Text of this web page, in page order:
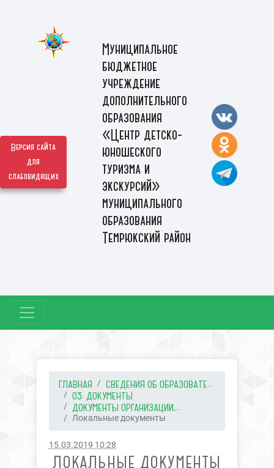
Версия сайта
для
слабовидящих
Муниципальное
бюджетное
учреждение
дополнительного
образования
«Центр детско-
юношеского
туризма и
экскурсий»
муниципального
образования
Темрюкский район
ГЛАВНАЯ
СВЕДЕНИЯ ОБ ОБРАЗОВАТЕ...
03. ДОКУМЕНТЫ
ДОКУМЕНТЫ ОРГАНИЗАЦИИ,...
Локальные документы
15.03.2019 10:28
ЛОКАЛЬНЫЕ ДОКУМЕНТЫ